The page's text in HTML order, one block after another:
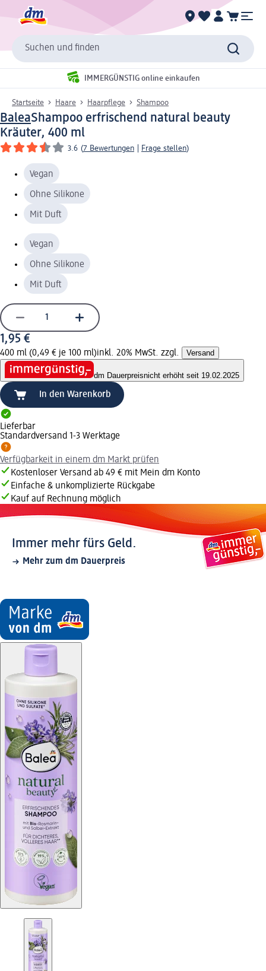
Suchen und finden
IMMERGÜNSTIG online einkaufen
Startseite Haare Haarpflege Shampoo
BaleaShampoo erfrischend natural beauty
Kräuter, 400 ml
3.6 (7 Bewertungen Frage stellen)
Vegan
Ohne Silikone
Mit Duft
Vegan
Ohne Silikone
Mit Duft
1,95 €
400 ml (0,49 € je 100 ml)inkl. 20% MwSt. zzgl. Versand
dm Dauerpreisnicht erhöht seit 19.02.2025
In den Warenkorb
Lieferbar
Standardversand 1-3 Werktage
Verfügbarkeit in einem dm Markt prüfen
Kostenloser Versand ab 49 € mit Mein dm Konto
Einfache & unkomplizierte Rückgabe
Kauf auf Rechnung möglich
Immer mehr fürs Geld.
Mehr zum dm Dauerpreis